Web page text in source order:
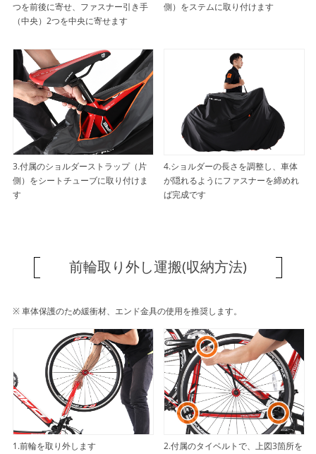
つを前後に寄せ、ファスナー引き手
（中央）2つを中央に寄せます
側）をステムに取り付けます
3.付属のショルダーストラップ（片
側）をシートチューブに取り付けま
す
4.ショルダーの長さを調整し、車体
が隠れるようにファスナーを締めれ
ば完成です
前輪取り外し運搬(収納方法)
※ 車体保護のため緩衝材、エンド金具の使用を推奨します。
1.前輪を取り外します
2.付属のタイベルトで、上図3箇所を